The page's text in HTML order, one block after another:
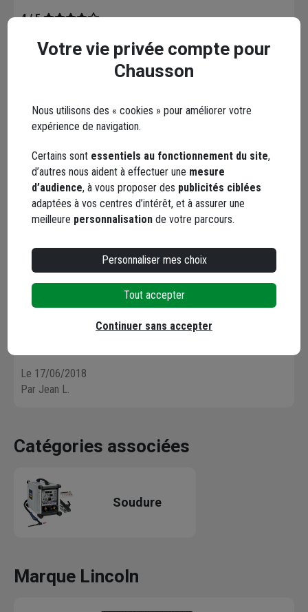
4 / 5
Le 10/03/2020
Par Tony T.
5 / 5
Le 03/07/2018
Par JC J.
Le 17/06/2018
Par Jean L.
Catégories associées
Soudure
Marque Lincoln
Votre vie privée compte pour
Chausson
Nous utilisons des « cookies » pour améliorer votre
expérience de navigation.
Certains sont essentiels au fonctionnement du site,
d’autres nous aident à effectuer une mesure
d’audience, à vous proposer des publicités ciblées
adaptées à vos centres d’intérêt, et à assurer une
meilleure personnalisation de votre parcours.
Personnaliser mes choix
Tout accepter
Continuer sans accepter